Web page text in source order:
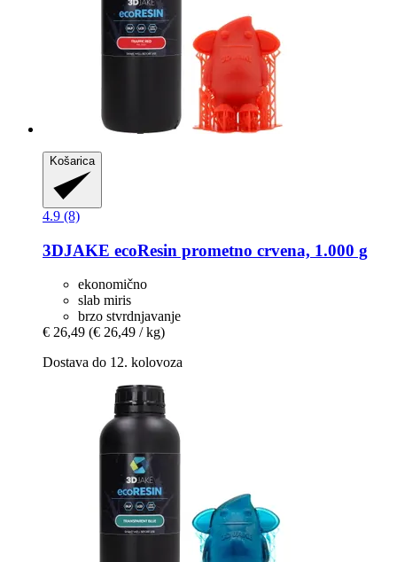
Košarica
4.9 (8)
3DJAKE ecoResin prometno crvena, 1.000 g
ekonomično
slab miris
brzo stvrdnjavanje
€ 26,49 (€ 26,49 / kg)
Dostava do 12. kolovoza